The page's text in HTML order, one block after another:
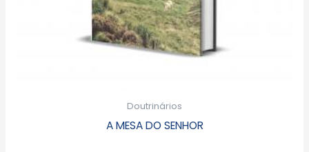
Doutrinários
A MESA DO SENHOR